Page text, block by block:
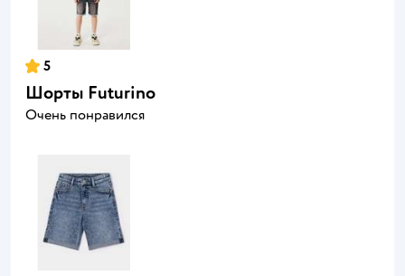
5
Шорты Futurino
Очень понравился